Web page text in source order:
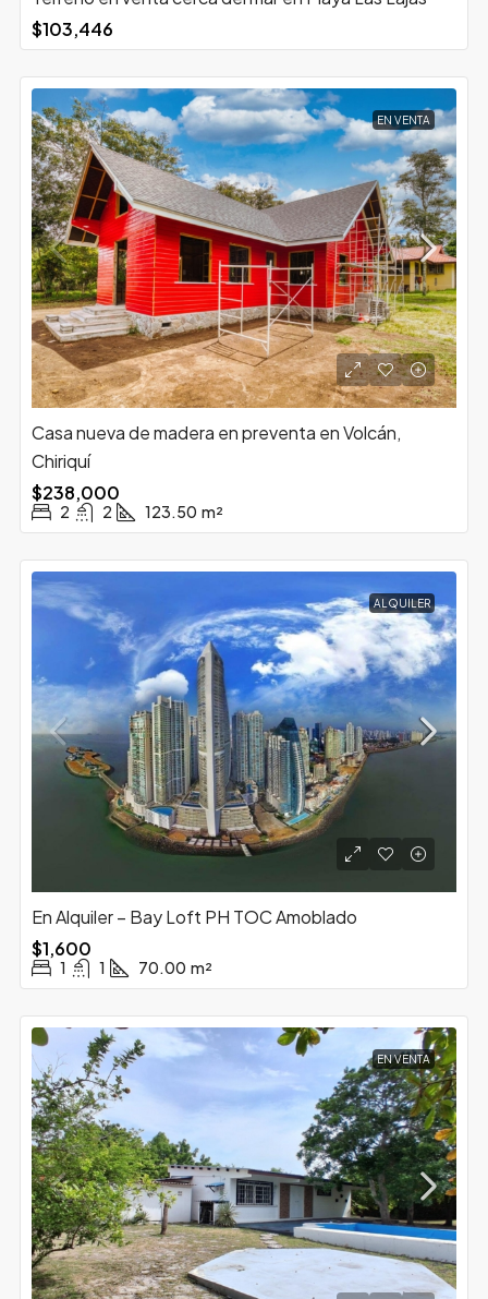
$103,446
EN VENTA
Casa nueva de madera en preventa en Volcán,
Chiriquí
$238,000
2 2 123.50 m²
ALQUILER
En Alquiler – Bay Loft PH TOC Amoblado
$1,600
1 1 70.00 m²
EN VENTA